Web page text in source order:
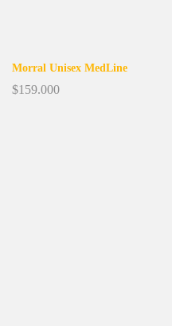
Morral Unisex MedLine
$159.000